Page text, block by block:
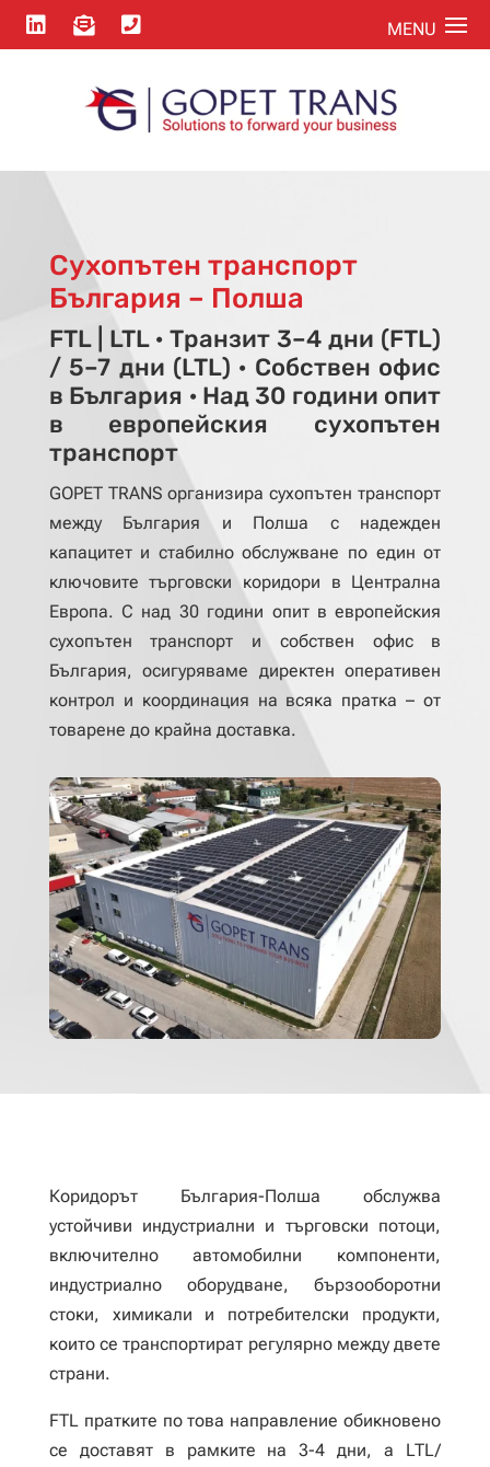
  
Сухопътен транспорт
България – Полша
FTL | LTL · Транзит 3–4 дни (FTL)
/ 5–7 дни (LTL) · Собствен офис
в България · Над 30 години опит
в европейския сухопътен
транспорт
GOPET TRANS организира сухопътен транспорт
между България и Полша с надежден
капацитет и стабилно обслужване по един от
ключовите търговски коридори в Централна
Европа. С над 30 години опит в европейския
сухопътен транспорт и собствен офис в
България, осигуряваме директен оперативен
контрол и координация на всяка пратка – от
товарене до крайна доставка.
Коридорът България-Полша обслужва
устойчиви индустриални и търговски потоци,
включително автомобилни компоненти,
индустриално оборудване, бързооборотни
стоки, химикали и потребителски продукти,
които се транспортират регулярно между двете
страни.
FTL пратките по това направление обикновено
се доставят в рамките на 3-4 дни, а LTL/